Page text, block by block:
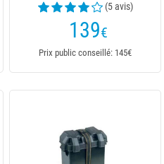
(5 avis)
139€
Prix public conseillé: 145€